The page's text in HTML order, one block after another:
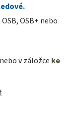
OSB+ nebo
v záložce ke